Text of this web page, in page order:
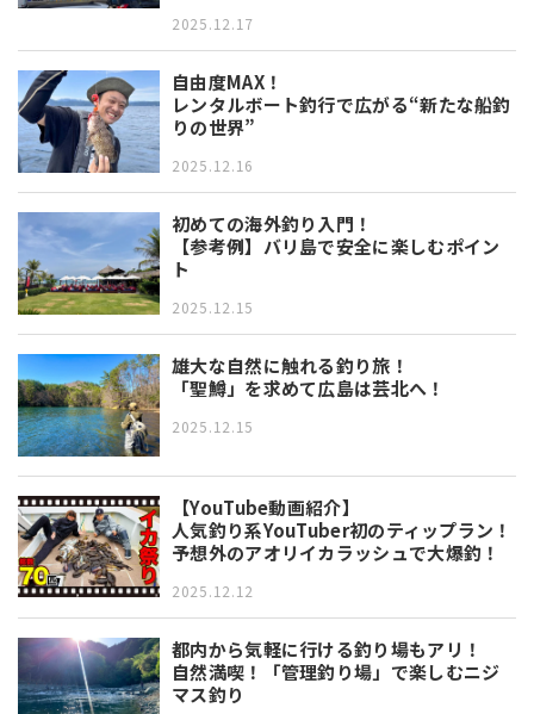
2025.12.17
自由度MAX！
レンタルボート釣行で広がる“新たな船釣
りの世界”
2025.12.16
初めての海外釣り入門！
【参考例】バリ島で安全に楽しむポイン
ト
2025.12.15
雄大な自然に触れる釣り旅！
「聖鱒」を求めて広島は芸北へ！
2025.12.15
【YouTube動画紹介】
人気釣り系YouTuber初のティップラン！
予想外のアオリイカラッシュで大爆釣！
2025.12.12
都内から気軽に行ける釣り場もアリ！
自然満喫！「管理釣り場」で楽しむニジ
マス釣り